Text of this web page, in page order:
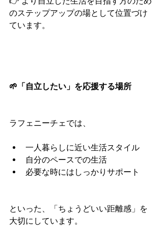
のステップアップの場として位置づけ
ています。
🌱「自立したい」を応援する場所
ラフェニーチェでは、
一人暮らしに近い生活スタイル
自分のペースでの生活
必要な時にはしっかりサポート
といった、「ちょうどいい距離感」を
大切にしています。